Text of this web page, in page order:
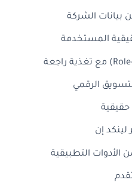
الشركة
الرقمي
التطبيقية